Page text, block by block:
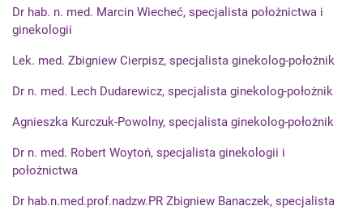
Dr hab. n. med. Marcin Wiecheć, specjalista położnictwa i
ginekologii
Lek. med. Zbigniew Cierpisz, specjalista ginekolog-położnik
Dr n. med. Lech Dudarewicz, specjalista ginekolog-położnik
Agnieszka Kurczuk-Powolny, specjalista ginekolog-położnik
Dr n. med. Robert Woytoń, specjalista ginekologii i
położnictwa
Dr hab.n.med.prof.nadzw.PR Zbigniew Banaczek, specjalista